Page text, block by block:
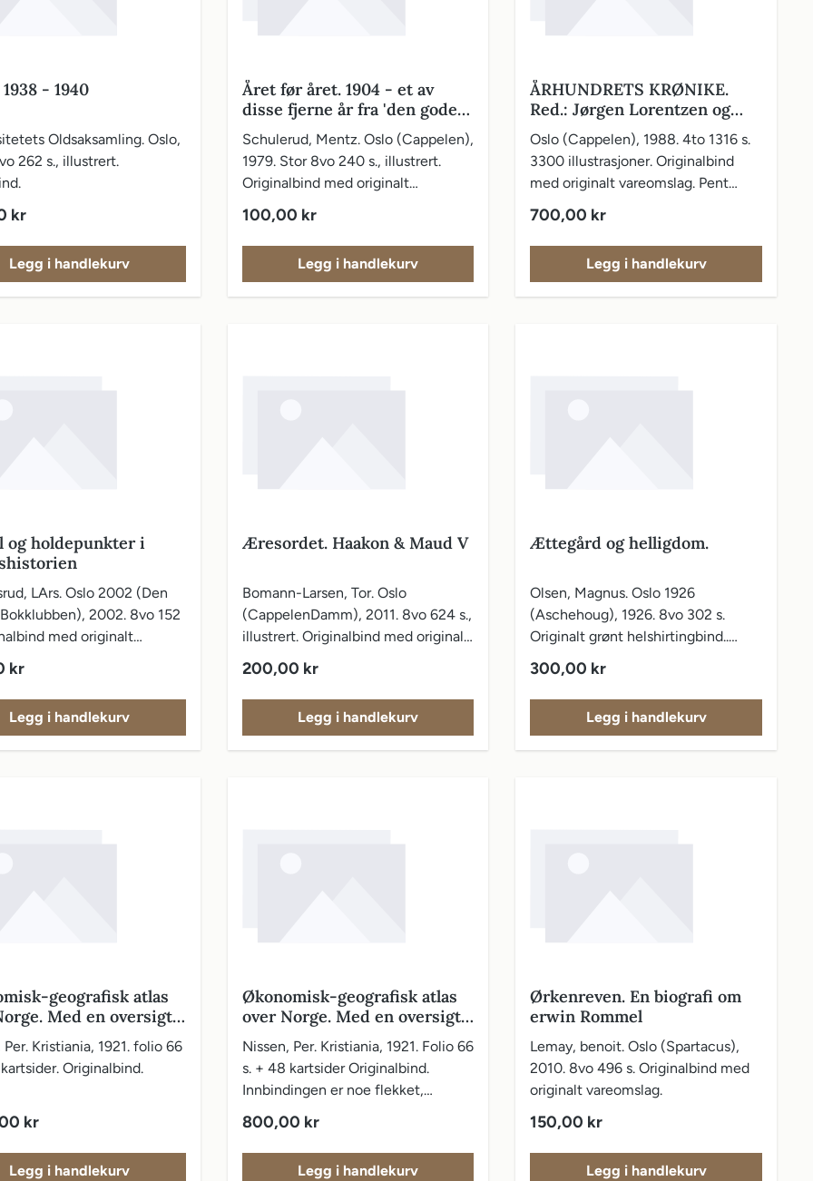
- 1940
Oldsaksamling. Oslo,
262 s., illustrert.
kr
Legg i handlekurv
Året før året. 1904 - et av
disse fjerne år fra 'den gode
gamle tid'
Schulerud, Mentz. Oslo (Cappelen),
1979. Stor 8vo 240 s., illustrert.
Originalbind med originalt
Vanlig pris:
100,00 kr
Legg i handlekurv
ÅRHUNDRETS KRØNIKE.
Red.: Jørgen Lorentzen og
Roger W. Sørdahl
Oslo (Cappelen), 1988. 4to 1316 s.
3300 illustrasjoner. Originalbind
med originalt vareomslag. Pent
Vanlig pris:
700,00 kr
Legg i handlekurv
og holdepunkter i
LArs. Oslo 2002 (Den
2002. 8vo 152
med originalt
kr
Legg i handlekurv
Æresordet. Haakon & Maud V
Bomann-Larsen, Tor. Oslo
(CappelenDamm), 2011. 8vo 624 s.,
illustrert. Originalbind med originalt
Vanlig pris:
200,00 kr
Legg i handlekurv
Ættegård og helligdom.
Olsen, Magnus. Oslo 1926
(Aschehoug), 1926. 8vo 302 s.
Originalt grønt helshirtingbind..
kulturforskning. Noen
understrekninger og markeringer.
Vanlig pris:
300,00 kr
Legg i handlekurv
geografisk atlas
Med en oversigt
kulturelle og
forhold særlig
Utarb. med
fagmænd ved Per
Per. Kristiania, 1921. folio 66
Originalbind.
kr
Legg i handlekurv
Økonomisk-geografisk atlas
over Norge. Med en oversigt
over de kulturelle og
økonomiske forhold særlig
næringsveiene. Utarb. med
statsbidrag under medvirken
af mange fagmænd ved Per
Nissen
Nissen, Per. Kristiania, 1921. Folio 66
s. + 48 kartsider Originalbind.
Innbindingen er noe flekket,
Vanlig pris:
800,00 kr
Legg i handlekurv
Ørkenreven. En biografi om
erwin Rommel
Lemay, benoit. Oslo (Spartacus),
2010. 8vo 496 s. Originalbind med
originalt vareomslag.
Vanlig pris:
150,00 kr
Legg i handlekurv